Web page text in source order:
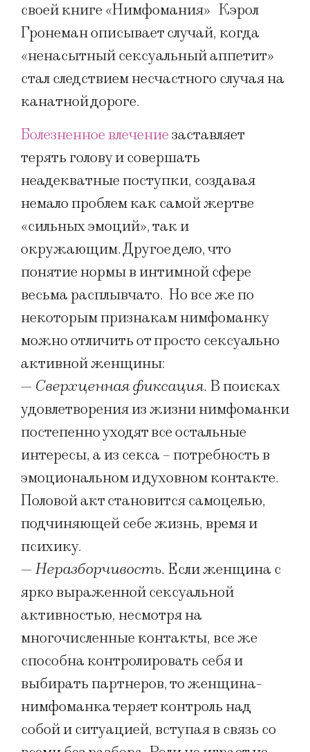
своей книге «Нимфомания» Кэрол
Гронеман описывает случай, когда
«ненасытный сексуальный аппетит»
стал следствием несчастного случая на
канатной дороге.
Болезненное влечениезаставляет
терять голову и совершать
неадекватные поступки, создавая
немало проблем как самой жертве
«сильных эмоций», так и
окружающим. Другое дело, что
понятие нормы в интимной сфере
весьма расплывчато. Но все же по
некоторым признакам нимфоманку
можно отличить от просто сексуально
активной женщины:
— Сверхценная фиксация. В поисках
удовлетворения из жизни нимфоманки
постепенно уходят все остальные
интересы, а из секса – потребность в
эмоциональном и духовном контакте.
Половой акт становится самоцелью,
подчиняющей себе жизнь, время и
психику.
—Неразборчивость. Если женщина с
ярко выраженной сексуальной
активностью, несмотря на
многочисленные контакты, все же
способна контролировать себя и
выбирать партнеров, то женщина-
нимфоманка теряет контроль над
собой и ситуацией, вступая в связь со